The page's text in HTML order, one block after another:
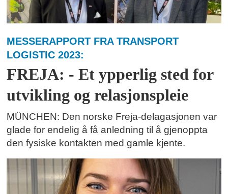
MESSERAPPORT FRA TRANSPORT
LOGISTIC 2023:
FREJA: - Et ypperlig sted for
utvikling og relasjonspleie
MÜNCHEN: Den norske Freja-delagasjonen var
glade for endelig å få anledning til å gjenoppta
den fysiske kontakten med gamle kjente.